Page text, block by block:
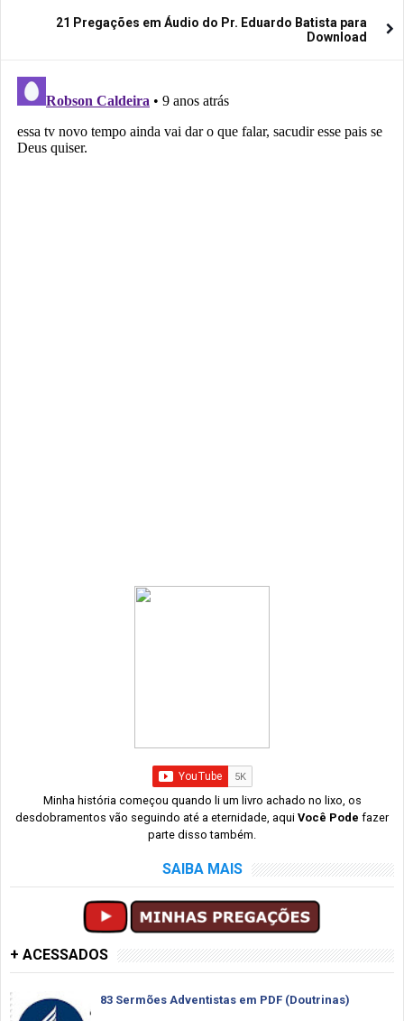
21 Pregações em Áudio do Pr. Eduardo Batista para
Download
Minha história começou quando li um livro achado no lixo, os
desdobramentos vão seguindo até a eternidade, aqui Você Pode fazer
parte disso também.
SAIBA MAIS
+ ACESSADOS
83 Sermões Adventistas em PDF (Doutrinas)